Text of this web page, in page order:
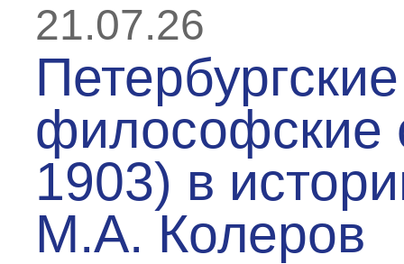
21.07.26
философские
1903) в
М.А. Колеров